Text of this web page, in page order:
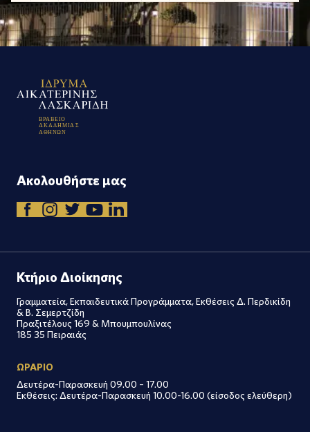
ΒΡΑΒΕΙΟ
ΑΚΑΔΗΜΙΑ Σ
Α ΘΗΝΩΝ
Ακολουθήστε μας
Κτήριο Διοίκησης
Γραμματεία, Εκπαιδευτικά Προγράμματα, Εκθέσεις Δ. Περδικίδη
& Β. Σεμερτζίδη
Πραξιτέλους 169 & Μπουμπουλίνας
185 35 Πειραιάς
ΩΡΑΡΙΟ
Δευτέρα-Παρασκευή 09.00 – 17.00
Εκθέσεις: Δευτέρα-Παρασκευή 10.00-16.00 (είσοδος ελεύθερη)